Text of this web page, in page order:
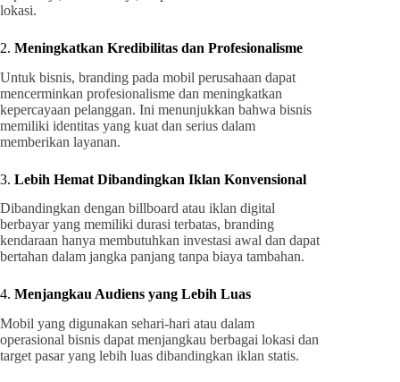
lokasi.
2. Meningkatkan Kredibilitas dan Profesionalisme
Untuk bisnis, branding pada mobil perusahaan dapat
mencerminkan profesionalisme dan meningkatkan
kepercayaan pelanggan. Ini menunjukkan bahwa bisnis
memiliki identitas yang kuat dan serius dalam
memberikan layanan.
3. Lebih Hemat Dibandingkan Iklan Konvensional
Dibandingkan dengan billboard atau iklan digital
berbayar yang memiliki durasi terbatas, branding
kendaraan hanya membutuhkan investasi awal dan dapat
bertahan dalam jangka panjang tanpa biaya tambahan.
4. Menjangkau Audiens yang Lebih Luas
Mobil yang digunakan sehari-hari atau dalam
operasional bisnis dapat menjangkau berbagai lokasi dan
target pasar yang lebih luas dibandingkan iklan statis.